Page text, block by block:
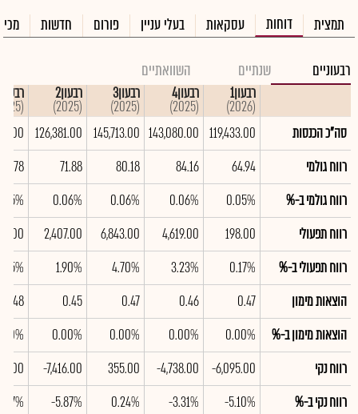
תמצית דוחות עסקאות בעלי עניין פורום חדשות
רבעוניים שנתיים השוואתיים
רבעון1
(2026)
רבעון4
(2025)
רבעון3
(2025)
רבעון2
(2025)
רבעון1
(2025)
סה"כ הכנסות
119,433.00
143,080.00
145,713.00
126,381.00
רווח גולמי
64.94
84.16
80.18
71.88
73.78
רווח גולמי ב-%
0.05%
0.06%
0.06%
0.06%
רווח תפעולי
198.00
4,619.00
6,843.00
2,407.00
רווח תפעולי ב-%
0.17%
3.23%
4.70%
1.90%
הוצאות מימון
0.47
0.46
0.47
0.45
0.48
הוצאות מימון ב-%
0.00%
0.00%
0.00%
0.00%
רווח נקי
-6,095.00
-4,738.00
355.00
-7,416.00
רווח נקי ב-%
-5.10%
-3.31%
0.24%
-5.87%